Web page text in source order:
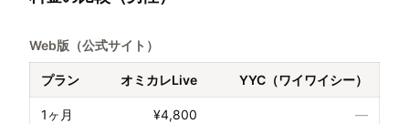
Web版（公式サイト）
プラン オミカレLive YYC（ワイワイシー）
1ヶ月 ¥4,800 —